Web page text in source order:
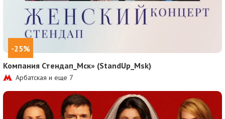
-25%
Компания Стендап_Мск» (StandUp_Msk)
Арбатская и еще 7